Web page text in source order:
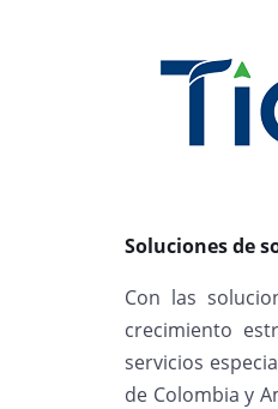
Soluciones de
Con las
crecimiento
servicios
de Colombia y